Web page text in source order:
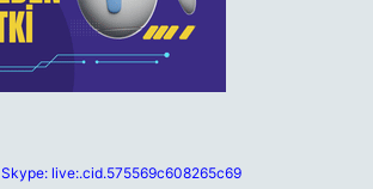
Skype: live:.cid.575569c608265c69